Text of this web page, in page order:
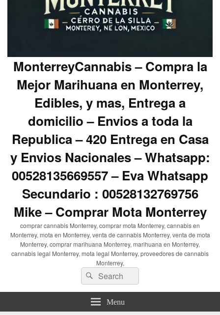
MonterreyCannabis – Compra la
Mejor Marihuana en Monterrey,
Edibles, y mas, Entrega a
domicilio – Envios a toda la
Republica – 420 Entrega en Casa
y Envios Nacionales – Whatsapp:
00528135669557 – Eva Whatsapp
Secundario : 00528132769756
Mike – Comprar Mota Monterrey
comprar cannabis Monterrey, comprar mota Monterrey, cannabis en
Monterrey, mota en Monterrey, venta de cannabis Monterrey, venta de mota
Monterrey, comprar marihuana Monterrey, marihuana en Monterrey,
cannabis legal Monterrey, mota legal Monterrey, proveedores de cannabis
Monterrey,
Search
for:
Search
Menu